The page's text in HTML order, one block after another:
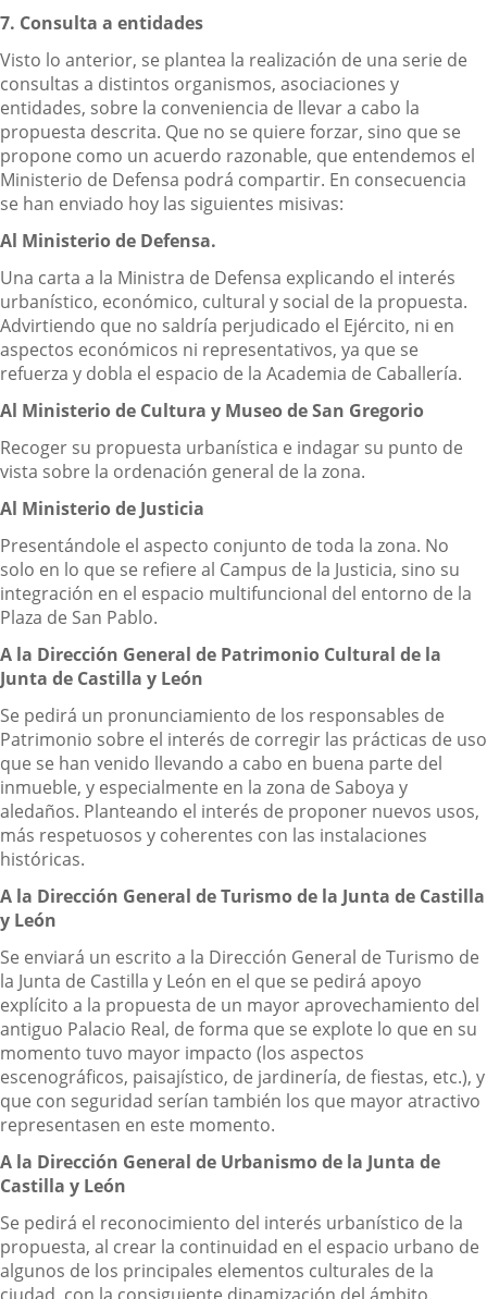
7. Consulta a entidades
Visto lo anterior, se plantea la realización de una serie de
consultas a distintos organismos, asociaciones y
entidades, sobre la conveniencia de llevar a cabo la
propuesta descrita. Que no se quiere forzar, sino que se
propone como un acuerdo razonable, que entendemos el
Ministerio de Defensa podrá compartir. En consecuencia
se han enviado hoy las siguientes misivas:
Al Ministerio de Defensa.
Una carta a la Ministra de Defensa explicando el interés
urbanístico, económico, cultural y social de la propuesta.
Advirtiendo que no saldría perjudicado el Ejército, ni en
aspectos económicos ni representativos, ya que se
refuerza y dobla el espacio de la Academia de Caballería.
Al Ministerio de Cultura y Museo de San Gregorio
Recoger su propuesta urbanística e indagar su punto de
vista sobre la ordenación general de la zona.
Al Ministerio de Justicia
Presentándole el aspecto conjunto de toda la zona. No
solo en lo que se refiere al Campus de la Justicia, sino su
integración en el espacio multifuncional del entorno de la
Plaza de San Pablo.
A la Dirección General de Patrimonio Cultural de la
Junta de Castilla y León
Se pedirá un pronunciamiento de los responsables de
Patrimonio sobre el interés de corregir las prácticas de uso
que se han venido llevando a cabo en buena parte del
inmueble, y especialmente en la zona de Saboya y
aledaños. Planteando el interés de proponer nuevos usos,
más respetuosos y coherentes con las instalaciones
históricas.
A la Dirección General de Turismo de la Junta de Castilla
y León
Se enviará un escrito a la Dirección General de Turismo de
la Junta de Castilla y León en el que se pedirá apoyo
explícito a la propuesta de un mayor aprovechamiento del
antiguo Palacio Real, de forma que se explote lo que en su
momento tuvo mayor impacto (los aspectos
escenográficos, paisajístico, de jardinería, de fiestas, etc.), y
que con seguridad serían también los que mayor atractivo
representasen en este momento.
A la Dirección General de Urbanismo de la Junta de
Castilla y León
Se pedirá el reconocimiento del interés urbanístico de la
propuesta, al crear la continuidad en el espacio urbano de
algunos de los principales elementos culturales de la